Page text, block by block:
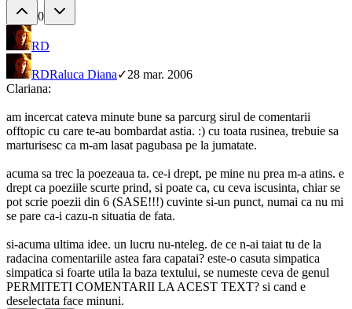
0
RD
RDRaluca Diana✓28 mar. 2006
Clariana:
am incercat cateva minute bune sa parcurg sirul de comentarii
offtopic cu care te-au bombardat astia. :) cu toata rusinea, trebuie sa
marturisesc ca m-am lasat pagubasa pe la jumatate.
acuma sa trec la poezeaua ta. ce-i drept, pe mine nu prea m-a atins. e
drept ca poeziile scurte prind, si poate ca, cu ceva iscusinta, chiar se
pot scrie poezii din 6 (SASE!!!) cuvinte si-un punct, numai ca nu mi
se pare ca-i cazu-n situatia de fata.
si-acuma ultima idee. un lucru nu-nteleg. de ce n-ai taiat tu de la
radacina comentariile astea fara capatai? este-o casuta simpatica
simpatica si foarte utila la baza textului, se numeste ceva de genul
PERMITETI COMENTARII LA ACEST TEXT? si cand e
deselectata face minuni.